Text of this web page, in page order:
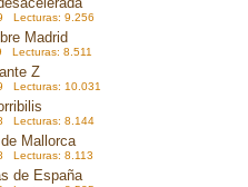
Lecturas: 9.256
Madrid
Lecturas: 8.511
Z
Lecturas: 10.031
Lecturas: 8.144
Mallorca
Lecturas: 8.113
de España